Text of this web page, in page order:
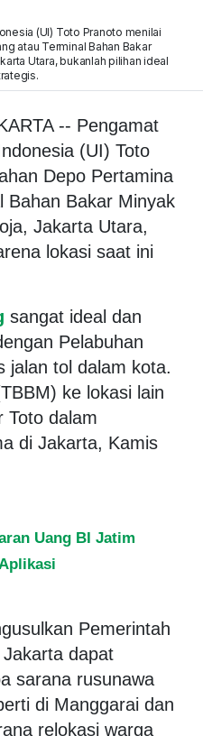
(UI) Toto Pranoto menilai
atau Terminal Bahan Bakar
Utara, bukanlah pilihan ideal
-- Pengamat
(UI) Toto
Depo Pertamina
Bahan Bakar Minyak
Jakarta Utara,
lokasi saat ini
sangat ideal dan
Pelabuhan
jalan tol dalam kota.
ke lokasi lain
Toto dalam
di Jakarta, Kamis
Uang BI Jatim
Pemerintah
dapat
sarana rusunawa
di Manggarai dan
relokasi warga